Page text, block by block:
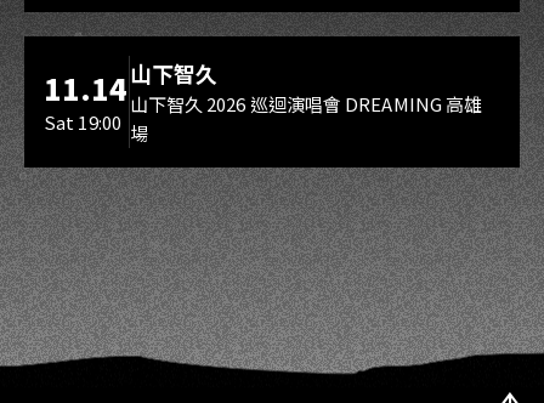
11.14
Sat 19:00
山下智久
山下智久 2026 巡迴演唱會 DREAMING 高雄
場